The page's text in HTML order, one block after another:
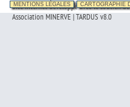
MENTIONS LÉGALES CARTOGRAPHIE
Site Internet développé avec le soutien
Association MINERVE | TARDUS v8.0